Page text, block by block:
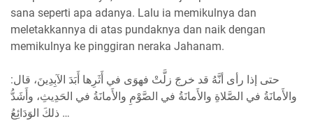
sana seperti apa adanya. Lalu ia memikulnya dan
meletakkannya di atas pundaknya dan naik dengan
memikulnya ke pinggiran neraka Jahanam.
حتى إذا رأى أنَّهُ قد خرجَ زلَّتْ فهوَى في أَثَرِها أَبَدَ الآبِدِينَ، قال:
والأَمانَةُ في الصَّلاةِ والأَمانَةُ في الصَّوْمِ والأَمانَةُ في الحَدِيثِ، وأَشَدُّ
ذلكَ الوَدَائِعُ …